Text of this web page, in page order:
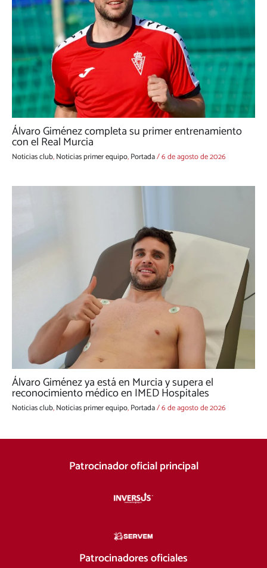
Álvaro Giménez completa su primer entrenamiento
con el Real Murcia
Noticias club,Noticias primer equipo,Portada/6 de agosto de 2026
Álvaro Giménez ya está en Murcia y supera el
reconocimiento médico en IMED Hospitales
Noticias club,Noticias primer equipo,Portada/6 de agosto de 2026
Patrocinador oficial principal
Patrocinadores oficiales